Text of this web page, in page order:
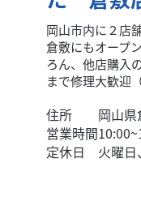
岡山市内に２店
倉敷にもオープ
ろん、他店購入
まで修理大歓迎
住所
岡山
営業時間
定休日
火曜